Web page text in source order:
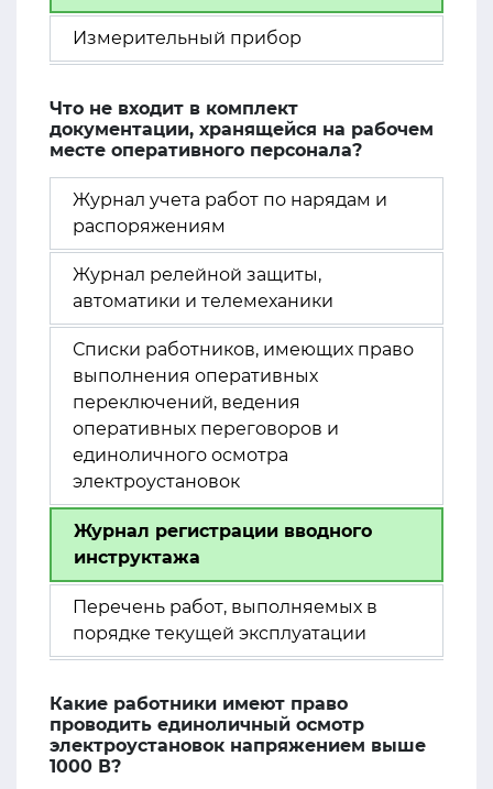
Измерительный прибор
Что не входит в комплект
документации, хранящейся на рабочем
месте оперативного персонала?
Журнал учета работ по нарядам и
распоряжениям
Журнал релейной защиты,
автоматики и телемеханики
Списки работников, имеющих право
выполнения оперативных
переключений, ведения
оперативных переговоров и
единоличного осмотра
электроустановок
Журнал регистрации вводного
инструктажа
Перечень работ, выполняемых в
порядке текущей эксплуатации
Какие работники имеют право
проводить единоличный осмотр
электроустановок напряжением выше
1000 В?